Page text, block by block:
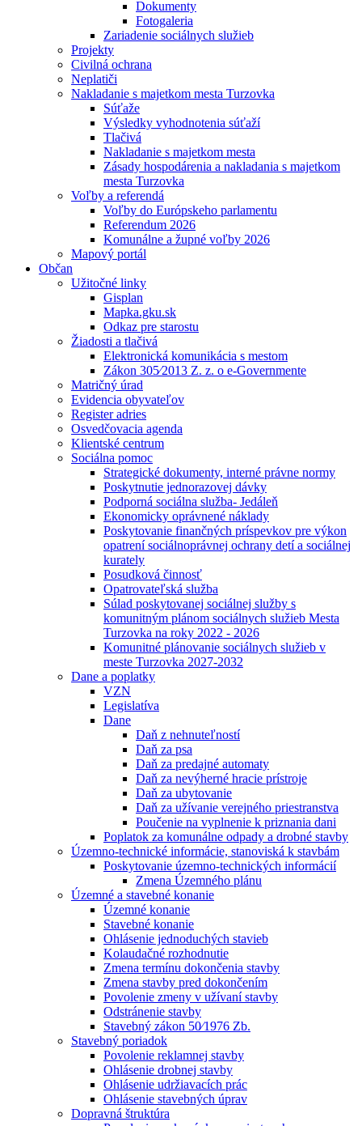
Dokumenty
Fotogaleria
Zariadenie sociálnych služieb
Projekty
Civilná ochrana
Neplatiči
Nakladanie s majetkom mesta Turzovka
Súťaže
Výsledky vyhodnotenia súťaží
Tlačivá
Nakladanie s majetkom mesta
Zásady hospodárenia a nakladania s majetkom
mesta Turzovka
Voľby a referendá
Voľby do Európskeho parlamentu
Referendum 2026
Komunálne a župné voľby 2026
Mapový portál
Občan
Užitočné linky
Gisplan
Mapka.gku.sk
Odkaz pre starostu
Žiadosti a tlačivá
Elektronická komunikácia s mestom
Zákon 305⁄2013 Z. z. o e-Governmente
Matričný úrad
Evidencia obyvateľov
Register adries
Osvedčovacia agenda
Klientské centrum
Sociálna pomoc
Strategické dokumenty, interné právne normy
Poskytnutie jednorazovej dávky
Podporná sociálna služba- Jedáleň
Ekonomicky oprávnené náklady
Poskytovanie finančných príspevkov pre výkon
opatrení sociálnoprávnej ochrany detí a sociálnej
kurately
Posudková činnosť
Opatrovateľská služba
Súlad poskytovanej sociálnej služby s
komunitným plánom sociálnych služieb Mesta
Turzovka na roky 2022 - 2026
Komunitné plánovanie sociálnych služieb v
meste Turzovka 2027-2032
Dane a poplatky
VZN
Legislatíva
Dane
Daň z nehnuteľností
Daň za psa
Daň za predajné automaty
Daň za nevýherné hracie prístroje
Daň za ubytovanie
Daň za užívanie verejného priestranstva
Poučenie na vyplnenie k priznania dani
Poplatok za komunálne odpady a drobné stavby
Územno-technické informácie, stanoviská k stavbám
Poskytovanie územno-technických informácií
Zmena Územného plánu
Územné a stavebné konanie
Územné konanie
Stavebné konanie
Ohlásenie jednoduchých stavieb
Kolaudačné rozhodnutie
Zmena termínu dokončenia stavby
Zmena stavby pred dokončením
Povolenie zmeny v užívaní stavby
Odstránenie stavby
Stavebný zákon 50⁄1976 Zb.
Stavebný poriadok
Povolenie reklamnej stavby
Ohlásenie drobnej stavby
Ohlásenie udržiavacích prác
Ohlásenie stavebných úprav
Dopravná štruktúra